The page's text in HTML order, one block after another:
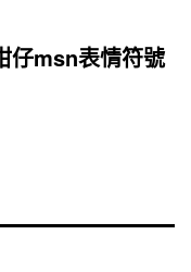
仔msn表情符號